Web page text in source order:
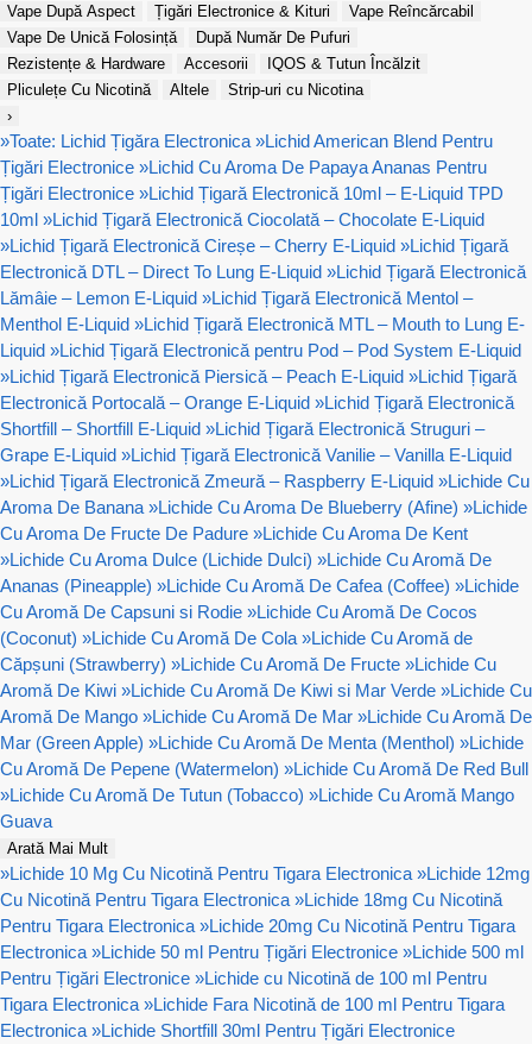
Vape După Aspect
Țigări Electronice & Kituri
Vape Reîncărcabil
Vape De Unică Folosință
După Număr De Pufuri
Rezistențe & Hardware
Accesorii
IQOS & Tutun Încălzit
Pliculețe Cu Nicotină
Altele
Strip-uri cu Nicotina
›
»Toate: Lichid Țigăra Electronica »Lichid American Blend Pentru
Țigări Electronice »Lichid Cu Aroma De Papaya Ananas Pentru
Țigări Electronice »Lichid Țigară Electronică 10ml – E-Liquid TPD
10ml »Lichid Țigară Electronică Ciocolată – Chocolate E-Liquid
»Lichid Țigară Electronică Cireșe – Cherry E-Liquid »Lichid Țigară
Electronică DTL – Direct To Lung E-Liquid »Lichid Țigară Electronică
Lămâie – Lemon E-Liquid »Lichid Țigară Electronică Mentol –
Menthol E-Liquid »Lichid Țigară Electronică MTL – Mouth to Lung E-
Liquid »Lichid Țigară Electronică pentru Pod – Pod System E-Liquid
»Lichid Țigară Electronică Piersică – Peach E-Liquid »Lichid Țigară
Electronică Portocală – Orange E-Liquid »Lichid Țigară Electronică
Shortfill – Shortfill E-Liquid »Lichid Țigară Electronică Struguri –
Grape E-Liquid »Lichid Țigară Electronică Vanilie – Vanilla E-Liquid
»Lichid Țigară Electronică Zmeură – Raspberry E-Liquid »Lichide Cu
Aroma De Banana »Lichide Cu Aroma De Blueberry (Afine) »Lichide
Cu Aroma De Fructe De Padure »Lichide Cu Aroma De Kent
»Lichide Cu Aroma Dulce (Lichide Dulci) »Lichide Cu Aromă De
Ananas (Pineapple) »Lichide Cu Aromă De Cafea (Coffee) »Lichide
Cu Aromă De Capsuni si Rodie »Lichide Cu Aromă De Cocos
(Coconut) »Lichide Cu Aromă De Cola »Lichide Cu Aromă de
Căpșuni (Strawberry) »Lichide Cu Aromă De Fructe »Lichide Cu
Aromă De Kiwi »Lichide Cu Aromă De Kiwi si Mar Verde »Lichide Cu
Aromă De Mango »Lichide Cu Aromă De Mar »Lichide Cu Aromă De
Mar (Green Apple) »Lichide Cu Aromă De Menta (Menthol) »Lichide
Cu Aromă De Pepene (Watermelon) »Lichide Cu Aromă De Red Bull
»Lichide Cu Aromă De Tutun (Tobacco) »Lichide Cu Aromă Mango
Guava
Arată Mai Mult
»Lichide 10 Mg Cu Nicotină Pentru Tigara Electronica »Lichide 12mg
Cu Nicotină Pentru Tigara Electronica »Lichide 18mg Cu Nicotină
Pentru Tigara Electronica »Lichide 20mg Cu Nicotină Pentru Tigara
Electronica »Lichide 50 ml Pentru Țigări Electronice »Lichide 500 ml
Pentru Țigări Electronice »Lichide cu Nicotină de 100 ml Pentru
Tigara Electronica »Lichide Fara Nicotină de 100 ml Pentru Tigara
Electronica »Lichide Shortfill 30ml Pentru Țigări Electronice